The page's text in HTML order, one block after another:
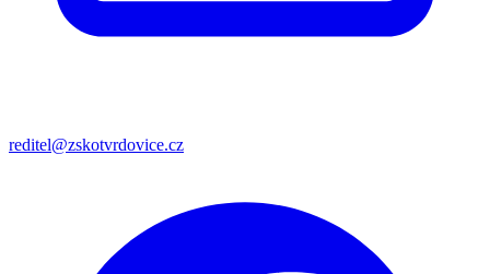
reditel@zskotvrdovice.cz